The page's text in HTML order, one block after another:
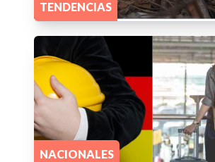
TENDENCIAS
NACIONALES